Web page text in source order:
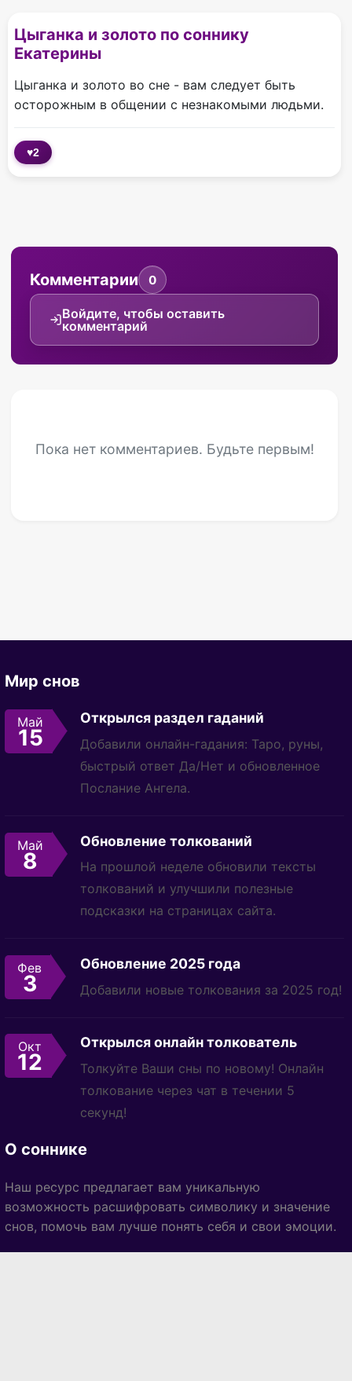
Цыганка и золото по соннику
Екатерины
Цыганка и золото во сне - вам следует быть
осторожным в общении с незнакомыми людьми.
♥2
Комментарии 0
Войдите, чтобы оставить
комментарий
Пока нет комментариев. Будьте первым!
Мир снов
Май
15
Открылся раздел гаданий
Добавили онлайн-гадания: Таро, руны,
быстрый ответ Да/Нет и обновленное
Послание Ангела.
Май
8
Обновление толкований
На прошлой неделе обновили тексты
толкований и улучшили полезные
подсказки на страницах сайта.
Фев
3
Обновление 2025 года
Добавили новые толкования за 2025 год!
Окт
12
Открылся онлайн толкователь
Толкуйте Ваши сны по новому! Онлайн
толкование через чат в течении 5
секунд!
О соннике
Наш ресурс предлагает вам уникальную
возможность расшифровать символику и значение
снов, помочь вам лучше понять себя и свои эмоции.